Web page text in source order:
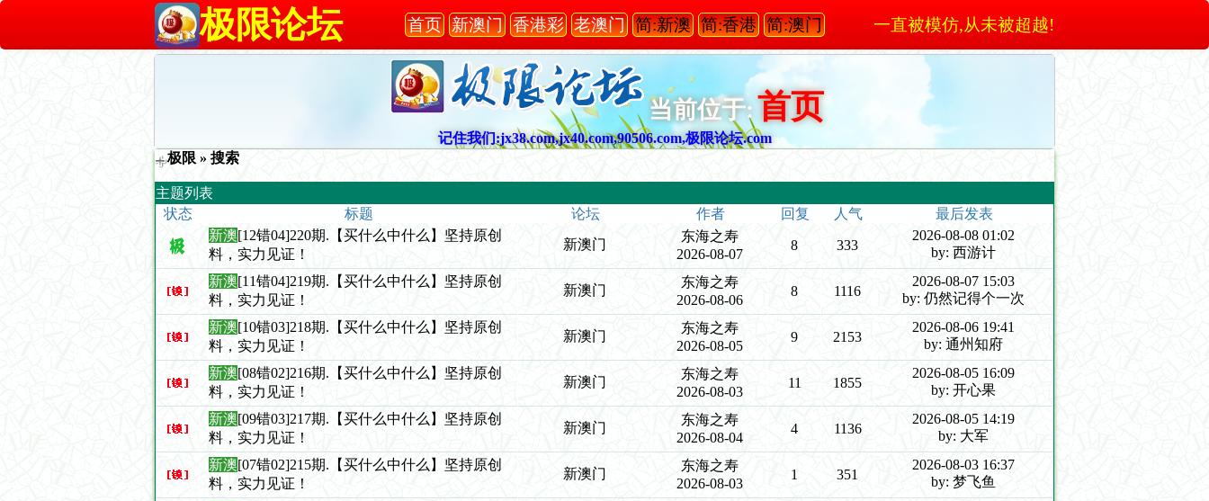
极限论坛 首页 新澳门 香港彩 老澳门 简:新澳 简:香港 简:澳门 一直被模仿,从未被超越!
当前位于: 首页
记住我们:jx38.com,jx40.com,90506.com,极限论坛.com
极限 » 搜索
主题列表
状态
标题 论坛 作者 回复 人气
最后发表
新澳[12错04]220期.【买什么中什么】坚持原创
料，实力见证！
新澳门
东海之寿
2026-08-07
8 333
2026-08-08 01:02
by: 西游计
新澳[11错04]219期.【买什么中什么】坚持原创
料，实力见证！
新澳门
东海之寿
2026-08-06
8 1116
2026-08-07 15:03
by: 仍然记得个一次
新澳[10错03]218期.【买什么中什么】坚持原创
料，实力见证！
新澳门
东海之寿
2026-08-05
9 2153
2026-08-06 19:41
by: 通州知府
新澳[08错02]216期.【买什么中什么】坚持原创
料，实力见证！
新澳门
东海之寿
2026-08-03
11 1855
2026-08-05 16:09
by: 开心果
新澳[09错03]217期.【买什么中什么】坚持原创
料，实力见证！
新澳门
东海之寿
2026-08-04
4 1136
2026-08-05 14:19
by: 大军
新澳[07错02]215期.【买什么中什么】坚持原创
料，实力见证！
新澳门
东海之寿
2026-08-03
1 351
2026-08-03 16:37
by: 梦飞鱼